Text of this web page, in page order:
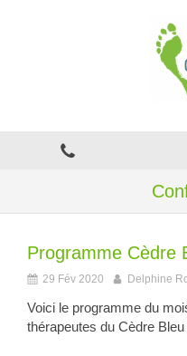
Programme Cèdre
29 Fév 2020 Delphine
Voici le programme du
thérapeutes du Cèdre